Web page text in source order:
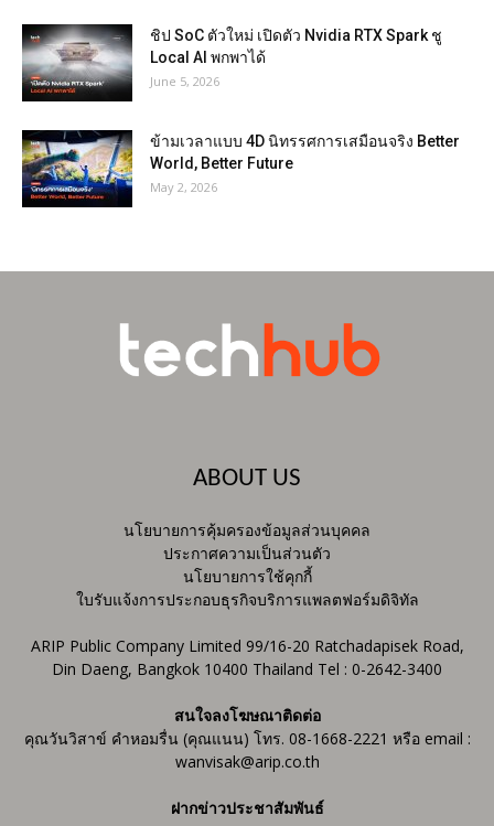
ชิป SoC ตัวใหม่ เปิดตัว Nvidia RTX Spark ชู
Local AI พกพาได้
June 5, 2026
ข้ามเวลาแบบ 4D นิทรรศการเสมือนจริง Better
World, Better Future
May 2, 2026
ABOUT US
นโยบายการคุ้มครองข้อมูลส่วนบุคคล
ประกาศความเป็นส่วนตัว
นโยบายการใช้คุกกี้
ใบรับแจ้งการประกอบธุรกิจบริการแพลตฟอร์มดิจิทัล
ARIP Public Company Limited 99/16-20 Ratchadapisek Road,
Din Daeng, Bangkok 10400 Thailand Tel : 0-2642-3400
สนใจลงโฆษณาติดต่อ
คุณวันวิสาข์ คำหอมรื่น (คุณแนน) โทร. 08-1668-2221 หรือ email :
wanvisak@arip.co.th
ฝากข่าวประชาสัมพันธ์